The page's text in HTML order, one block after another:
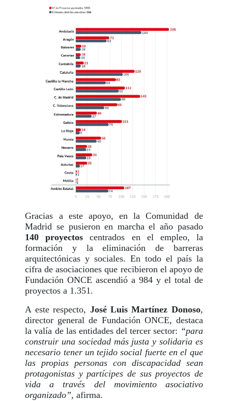
Gracias a este apoyo, en la Comunidad de
Madrid se pusieron en marcha el año pasado
140 proyectos centrados en el empleo, la
formación y la eliminación de barreras
arquitectónicas y sociales. En todo el país la
cifra de asociaciones que recibieron el apoyo de
Fundación ONCE ascendió a 984 y el total de
proyectos a 1.351.
A este respecto, José Luis Martínez Donoso,
director general de Fundación ONCE, destaca
la valía de las entidades del tercer sector: “para
construir una sociedad más justa y solidaria es
necesario tener un tejido social fuerte en el que
las propias personas con discapacidad sean
protagonistas y partícipes de sus proyectos de
vida a través del movimiento asociativo
organizado”, afirma.